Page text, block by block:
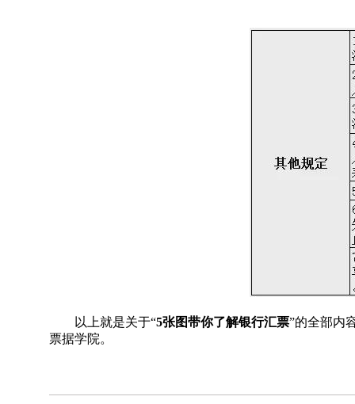
以上就是关于“5张图带你了解银行汇票”的全部内
票据学院。